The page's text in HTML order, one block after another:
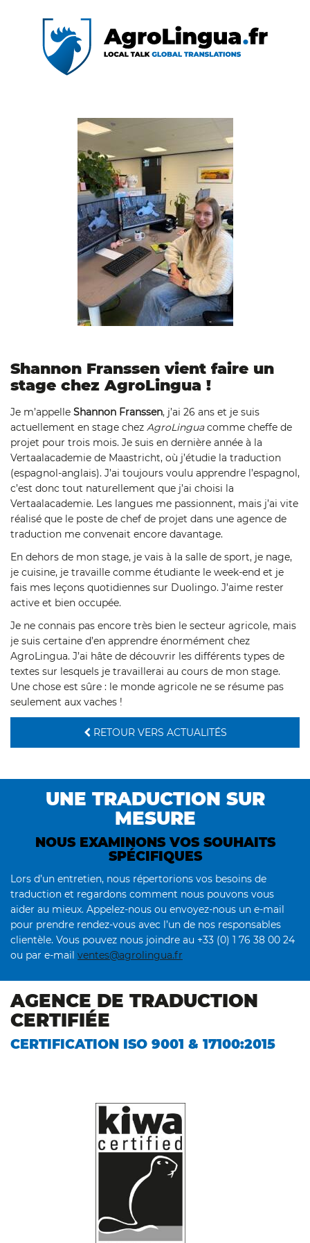
Shannon Franssen vient faire un
stage chez AgroLingua !
Je m’appelle Shannon Franssen, j’ai 26 ans et je suis
actuellement en stage chez AgroLinguacomme cheffe de
projet pour trois mois. Je suis en dernière année à la
Vertaalacademie de Maastricht, où j’étudie la traduction
(espagnol-anglais). J’ai toujours voulu apprendre l’espagnol,
c’est donc tout naturellement que j’ai choisi la
Vertaalacademie. Les langues me passionnent, mais j’ai vite
réalisé que le poste de chef de projet dans une agence de
traduction me convenait encore davantage.
En dehors de mon stage, je vais à la salle de sport, je nage,
je cuisine, je travaille comme étudiante le week-end et je
fais mes leçons quotidiennes sur Duolingo. J’aime rester
active et bien occupée.
Je ne connais pas encore très bien le secteur agricole, mais
je suis certaine d’en apprendre énormément chez
AgroLingua. J’ai hâte de découvrir les différents types de
textes sur lesquels je travaillerai au cours de mon stage.
Une chose est sûre : le monde agricole ne se résume pas
seulement aux vaches !
RETOUR VERS ACTUALITÉS
UNE TRADUCTION SUR
MESURE
NOUS EXAMINONS VOS SOUHAITS
SPÉCIFIQUES
Lors d’un entretien, nous répertorions vos besoins de
traduction et regardons comment nous pouvons vous
aider au mieux. Appelez-nous ou envoyez-nous un e-mail
pour prendre rendez-vous avec l’un de nos responsables
clientèle. Vous pouvez nous joindre au +33 (0) 1 76 38 00 24
ou par e-mail ventes@agrolingua.fr
AGENCE DE TRADUCTION
CERTIFIÉE
CERTIFICATION ISO 9001 & 17100:2015